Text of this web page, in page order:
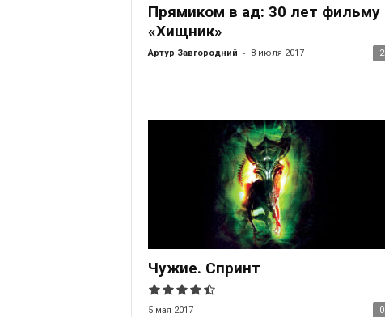
Прямиком в ад: 30 лет фильму
«Хищник»
Артур Завгородний - 8 июля 2017 2
Чужие. Спринт
5 мая 2017 0